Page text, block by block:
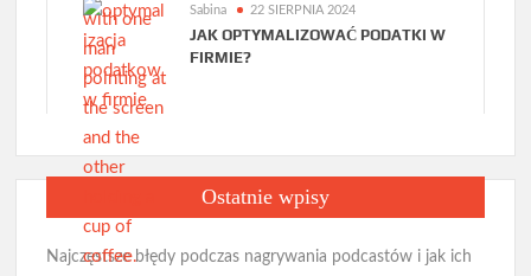
Sabina 22 SIERPNIA 2024
JAK OPTYMALIZOWAĆ PODATKI W
FIRMIE?
Ostatnie wpisy
Najczęstsze błędy podczas nagrywania podcastów i jak ich